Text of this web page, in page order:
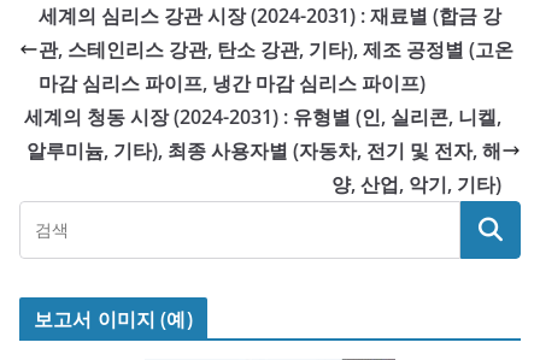
세계의 심리스 강관 시장 (2024-2031) : 재료별 (합금 강
관, 스테인리스 강관, 탄소 강관, 기타), 제조 공정별 (고온
마감 심리스 파이프, 냉간 마감 심리스 파이프)
세계의 청동 시장 (2024-2031) : 유형별 (인, 실리콘, 니켈,
알루미늄, 기타), 최종 사용자별 (자동차, 전기 및 전자, 해
양, 산업, 악기, 기타)
보고서 이미지 (예)